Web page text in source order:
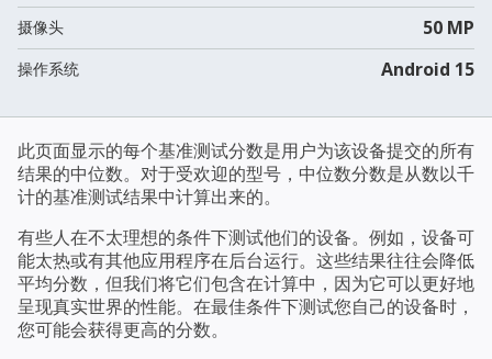
摄像头 50 MP
操作系统 Android 15
此页面显示的每个基准测试分数是用户为该设备提交的所有
结果的中位数。对于受欢迎的型号，中位数分数是从数以千
计的基准测试结果中计算出来的。
有些人在不太理想的条件下测试他们的设备。例如，设备可
能太热或有其他应用程序在后台运行。这些结果往往会降低
平均分数，但我们将它们包含在计算中，因为它可以更好地
呈现真实世界的性能。在最佳条件下测试您自己的设备时，
您可能会获得更高的分数。